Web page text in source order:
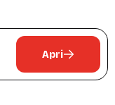
Apri